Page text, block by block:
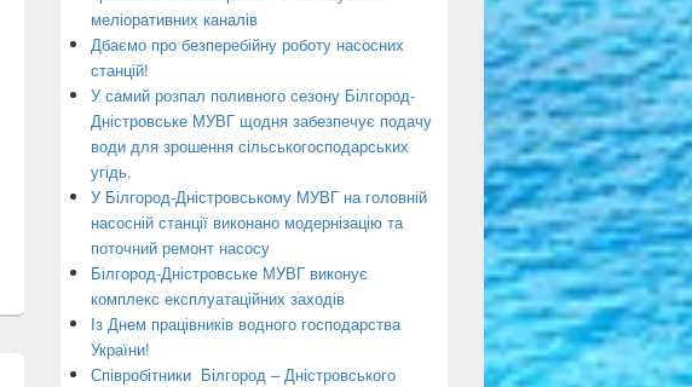
меліоративних каналів
Дбаємо про безперебійну роботу насосних
станцій!
У самий розпал поливного сезону Білгород-
Дністровське МУВГ щодня забезпечує подачу
води для зрошення сільськогосподарських
угідь.
У Білгород-Дністровському МУВГ на головній
насосній станції виконано модернізацію та
поточний ремонт насосу
Білгород-Дністровське МУВГ виконує
комплекс експлуатаційних заходів
Із Днем працівників водного господарства
України!
Співробітники Білгород – Дністровського